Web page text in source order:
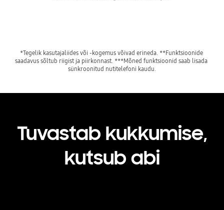
*Tegelik kasutajaliides või -kogemus võivad erineda. **Funktsioonide
saadavus sõltub riigist ja piirkonnast. ***Mõned funktsioonid saab lisada
sünkroonitud nutitelefoni kaudu.
Tuvastab kukkumise,
kutsub abi